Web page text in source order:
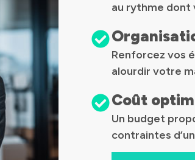
au rythme dont
Renforcez vos
alourdir votre
Coût
Un budget
contraintes